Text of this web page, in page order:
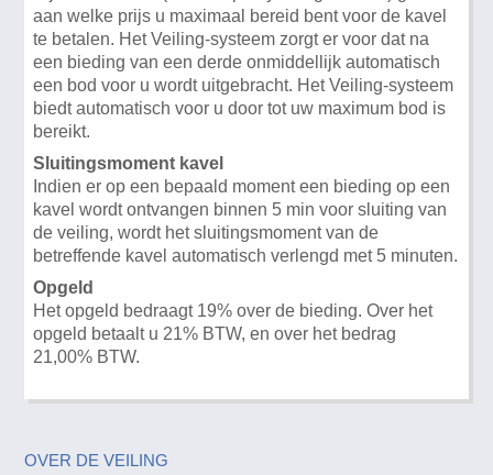
aan welke prijs u maximaal bereid bent voor de kavel
te betalen. Het Veiling-systeem zorgt er voor dat na
een bieding van een derde onmiddellijk automatisch
een bod voor u wordt uitgebracht. Het Veiling-systeem
biedt automatisch voor u door tot uw maximum bod is
bereikt.
Sluitingsmoment kavel
Indien er op een bepaald moment een bieding op een
kavel wordt ontvangen binnen 5 min voor sluiting van
de veiling, wordt het sluitingsmoment van de
betreffende kavel automatisch verlengd met 5 minuten.
Opgeld
Het opgeld bedraagt 19% over de bieding. Over het
opgeld betaalt u 21% BTW, en over het bedrag
21,00% BTW.
OVER DE VEILING